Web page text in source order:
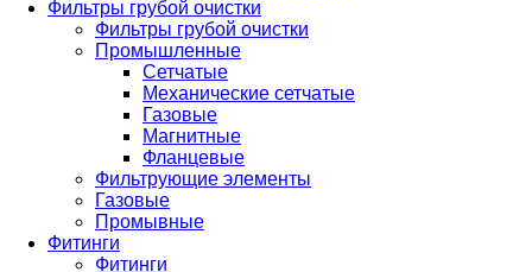
Фильтры грубой очистки
Фильтры грубой очистки
Промышленные
Сетчатые
Механические сетчатые
Газовые
Магнитные
Фланцевые
Фильтрующие элементы
Газовые
Промывные
Фитинги
Фитинги